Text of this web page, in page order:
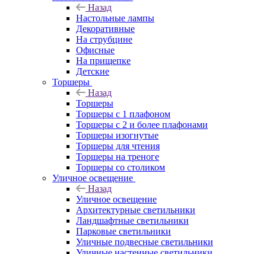
Назад
Настольные лампы
Декоративные
На струбцине
Офисные
На прищепке
Детские
Торшеры
Назад
Торшеры
Торшеры с 1 плафоном
Торшеры с 2 и более плафонами
Торшеры изогнутые
Торшеры для чтения
Торшеры на треноге
Торшеры со столиком
Уличное освещение
Назад
Уличное освещение
Архитектурные светильники
Ландшафтные светильники
Парковые светильники
Уличные подвесные светильники